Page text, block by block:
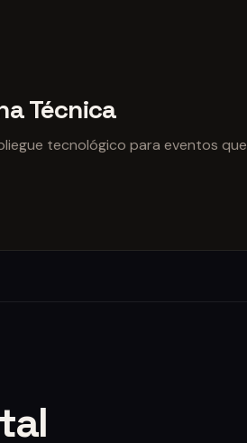
Técnica
tecnológico para eventos que